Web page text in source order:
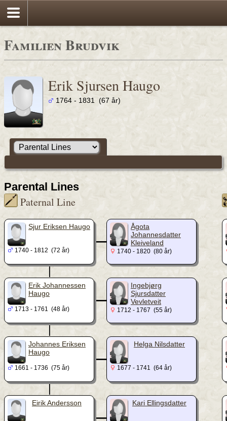
Familien Brudvik
Erik Sjursen Haugo
1764 - 1831 (67 år)
Parental Lines
Paternal Line
Sjur Eriksen Haugo
1740 - 1812 (72 år)
_
Ågota
Johannesdatter
Kleiveland
1740 - 1820 (80 år)
|
Erik Johannessen
Haugo
1713 - 1761 (48 år)
_
Ingebjørg
Sjursdatter
Vevletveit
1712 - 1767 (55 år)
|
Johannes Eriksen
Haugo
1661 - 1736 (75 år)
_ Helga Nilsdatter
1677 - 1741 (64 år)
|
Eirik Andersson _ Kari Ellingsdatter